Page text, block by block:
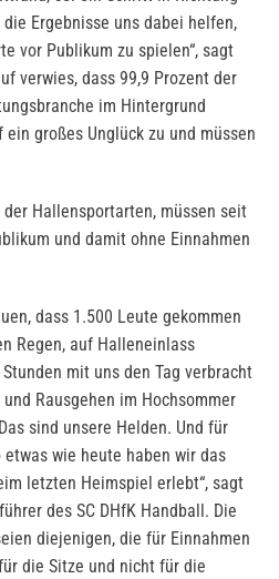
Ergebnisse uns dabei helfen,
vor Publikum zu spielen“, sagt
verwies, dass 99,9 Prozent der
im Hintergrund
großes Unglück zu und müssen
Hallensportarten, müssen seit
und damit ohne Einnahmen
dass 1.500 Leute gekommen
Regen, auf Halleneinlass
mit uns den Tag verbracht
Rausgehen im Hochsommer
sind unsere Helden. Und für
wie heute haben wir das
letzten Heimspiel erlebt“, sagt
des SC DHfK Handball. Die
diejenigen, die für Einnahmen
die Sitze und nicht für die